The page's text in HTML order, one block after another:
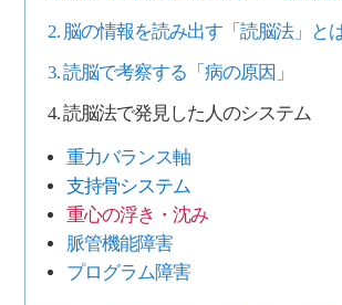
2. 脳の情報を読み出す「読脳法」と
3. 読脳で考察する「病の原因」
4. 読脳法で発見した人のシステム
重力バランス軸
支持骨システム
重心の浮き・沈み
脈管機能障害
プログラム障害